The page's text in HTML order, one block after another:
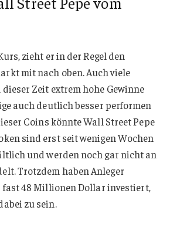
zieht er in der Regel den
mit nach oben. Auch viele
Zeit extrem hohe Gewinne
auch deutlich besser performen
Coins könnte Wall Street Pepe
sind erst seit wenigen Wochen
und werden noch gar nicht an
Trotzdem haben Anleger
48 Millionen Dollar investiert,
zu sein.